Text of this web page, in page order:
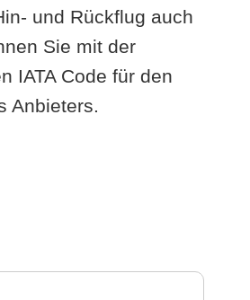
und Rückflug auch
Sie mit der
IATA Code für den
Anbieters.